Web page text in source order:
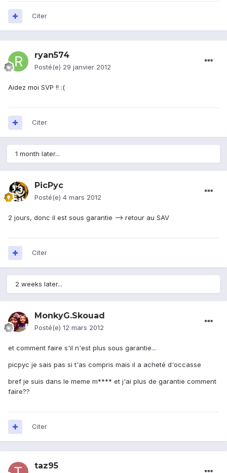
Citer
ryan574
Posté(e) 29 janvier 2012
Aidez moi SVP !! :(
Citer
1 month later...
PicPyc
Posté(e) 4 mars 2012
2 jours, donc il est sous garantie --> retour au SAV
Citer
2 weeks later...
MonkyG.Skouad
Posté(e) 12 mars 2012
et comment faire s'il n'est plus sous garantie...
picpyc je sais pas si t'as compris mais il a acheté d'occasse
bref je suis dans le meme m**** et j'ai plus de garantie comment
faire??
Citer
taz95